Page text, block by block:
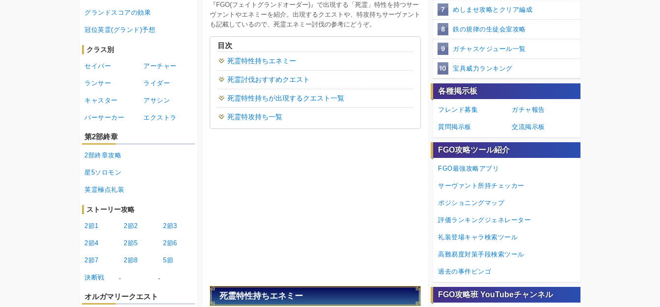
『FGO(フェイトグランドオーダー)』で出現する「死霊」特性を持つサー
ヴァントやエネミーを紹介。出現するクエストや、特攻持ちサーヴァント
も記載しているので、死霊エネミー討伐の参考にどうぞ。
目次
死霊特性持ちエネミー
死霊討伐おすすめクエスト
死霊特性持ちが出現するクエスト一覧
死霊特攻持ち一覧
死霊特性持ちエネミー
7 めしませ攻略とクリア編成
8 鉄の規律の生徒会室攻略
9 ガチャスケジュール一覧
10 宝具威力ランキング
各種掲示板
フレンド募集 ガチャ報告
質問掲示板 交流掲示板
FGO攻略ツール紹介
FGO最強攻略アプリ
サーヴァント所持チェッカー
ポジショニングマップ
評価ランキングジェネレーター
礼装登場キャラ検索ツール
高難易度対策手段検索ツール
過去の事件ビンゴ
FGO攻略班 YouTubeチャンネル
グランドスコアの効果
冠位英霊(グランド)予想
クラス別
セイバー アーチャー
ランサー ライダー
キャスター アサシン
バーサーカー エクストラ
第2部終章
2部終章攻略
星5ソロモン
英霊極点礼装
ストーリー攻略
2節1 2節2 2節3
2節4 2節5 2節6
2節7 2節8 5節
決断戦 - -
オルガマリークエスト